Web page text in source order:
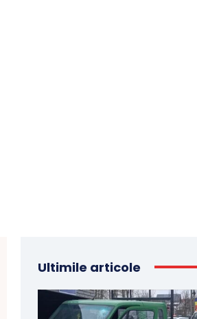
Ultimile articole